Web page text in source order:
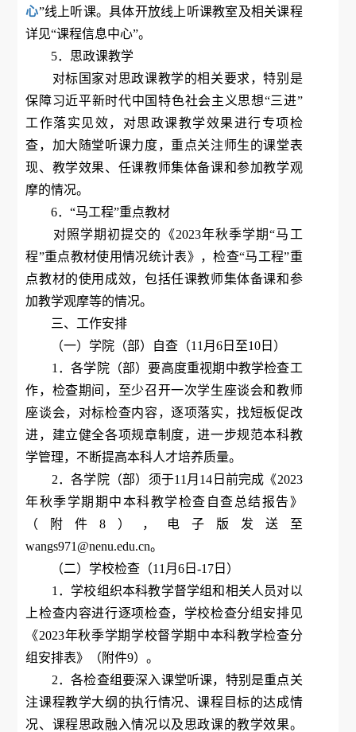
心”线上听课。具体开放线上听课教室及相关课程
详见“课程信息中心”。
5．思政课教学
对标国家对思政课教学的相关要求，特别是
保障习近平新时代中国特色社会主义思想“三进”
工作落实见效，对思政课教学效果进行专项检
查，加大随堂听课力度，重点关注师生的课堂表
现、教学效果、任课教师集体备课和参加教学观
摩的情况。
6．“马工程”重点教材
对照学期初提交的《2023年秋季学期“马工
程”重点教材使用情况统计表》，检查“马工程”重
点教材的使用成效，包括任课教师集体备课和参
加教学观摩等的情况。
三、工作安排
（一）学院（部）自查（11月6日至10日）
1．各学院（部）要高度重视期中教学检查工
作，检查期间，至少召开一次学生座谈会和教师
座谈会，对标检查内容，逐项落实，找短板促改
进，建立健全各项规章制度，进一步规范本科教
学管理，不断提高本科人才培养质量。
2．各学院（部）须于11月14日前完成《2023
年秋季学期期中本科教学检查自查总结报告》
（附件8），电子版发送至
wangs971@nenu.edu.cn。
（二）学校检查（11月6日-17日）
1．学校组织本科教学督学组和相关人员对以
上检查内容进行逐项检查，学校检查分组安排见
《2023年秋季学期学校督学期中本科教学检查分
组安排表》（附件9）。
2．各检查组要深入课堂听课，特别是重点关
注课程教学大纲的执行情况、课程目标的达成情
况、课程思政融入情况以及思政课的教学效果。